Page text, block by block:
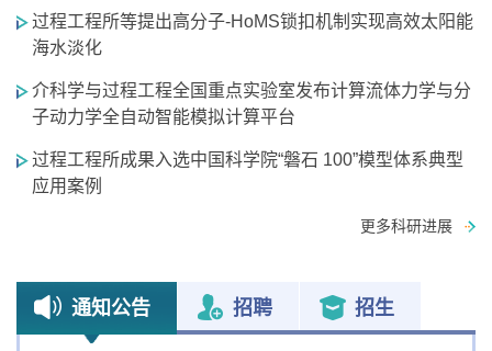
更多科研进展
过程工程所等提出高分子-HoMS锁扣机制实现高效太阳能
海水淡化
介科学与过程工程全国重点实验室发布计算流体力学与分
子动力学全自动智能模拟计算平台
过程工程所成果入选中国科学院“磐石 100”模型体系典型
应用案例
通知公告 招聘 招生